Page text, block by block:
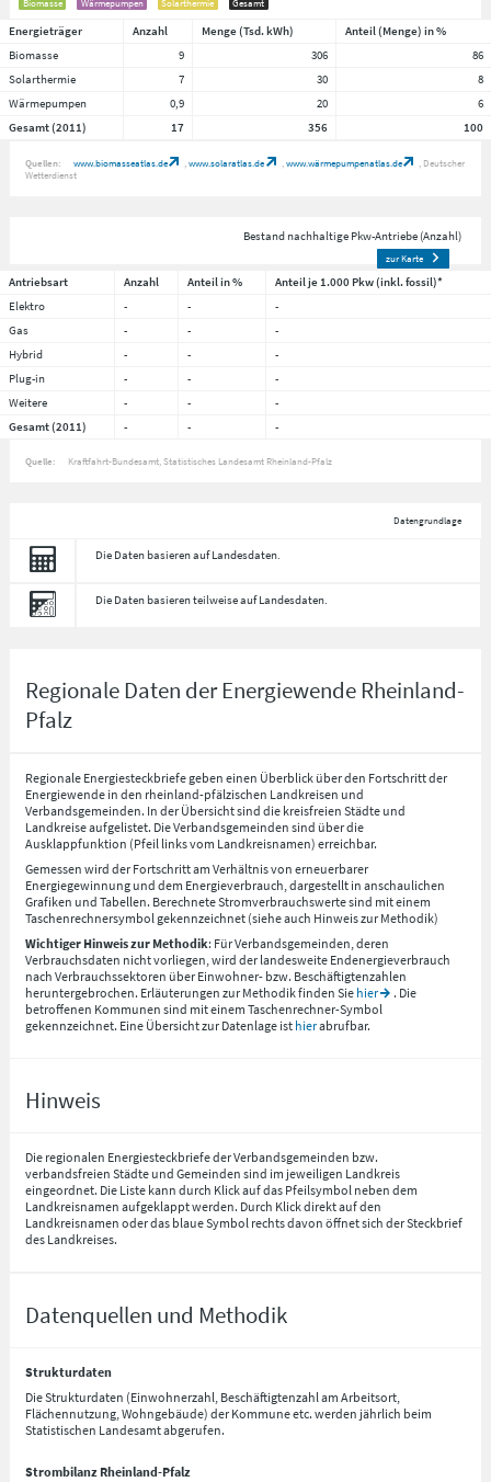
Biomasse Wärmepumpen Solarthermie Gesamt
Energieträger Anzahl Menge (Tsd. kWh)
Anteil (Menge) in %
Biomasse
9 306
86
Solarthermie
7 30
8
Wärmepumpen
0,9 20
6
Gesamt (2011)
17 356 100
Quellen: www.biomasseatlas.de www.solaratlas.de www.wärmepumpenatlas.de
Deutscher
Wetterdienst
Bestand nachhaltige Pkw-Antriebe (Anzahl)
zur Karte
Antriebsart Anzahl Anteil in %
Anteil je 1.000 Pkw (inkl. fossil)*
Elektro
- -
-
Gas
- -
-
Hybrid
- -
-
Plug-in
- -
-
Weitere
- -
-
Gesamt (2011)
- - -
Quelle: Kraftfahrt-Bundesamt, Statistisches Landesamt Rheinland-Pfalz
Datengrundlage
Die Daten basieren auf Landesdaten.
Die Daten basieren teilweise auf Landesdaten.
Regionale Daten der Energiewende Rheinland-
Pfalz
Regionale Energiesteckbriefe geben einen Überblick über den Fortschritt der
Energiewende in den rheinland-pfälzischen Landkreisen und
Verbandsgemeinden. In der Übersicht sind die kreisfreien Städte und
Landkreise aufgelistet. Die Verbandsgemeinden sind über die
Ausklappfunktion (Pfeil links vom Landkreisnamen) erreichbar.
Gemessen wird der Fortschritt am Verhältnis von erneuerbarer
Energiegewinnung und dem Energieverbrauch, dargestellt in anschaulichen
Grafiken und Tabellen. Berechnete Stromverbrauchswerte sind mit einem
Taschenrechnersymbol gekennzeichnet (siehe auch Hinweis zur Methodik)
Wichtiger Hinweis zur Methodik: Für Verbandsgemeinden, deren
Verbrauchsdaten nicht vorliegen, wird der landesweite Endenergieverbrauch
nach Verbrauchssektoren über Einwohner- bzw. Beschäftigtenzahlen
heruntergebrochen. Erläuterungen zur Methodik finden Sie hier
. Die
betroffenen Kommunen sind mit einem Taschenrechner-Symbol
gekennzeichnet. Eine Übersicht zur Datenlage ist hierabrufbar.
Hinweis
Die regionalen Energiesteckbriefe der Verbandsgemeinden bzw.
verbandsfreien Städte und Gemeinden sind im jeweiligen Landkreis
eingeordnet. Die Liste kann durch Klick auf das Pfeilsymbol neben dem
Landkreisnamen aufgeklappt werden. Durch Klick direkt auf den
Landkreisnamen oder das blaue Symbol rechts davon öffnet sich der Steckbrief
des Landkreises.
Datenquellen und Methodik
Strukturdaten
Die Strukturdaten (Einwohnerzahl, Beschäftigtenzahl am Arbeitsort,
Flächennutzung, Wohngebäude) der Kommune etc. werden jährlich beim
Statistischen Landesamt abgerufen.
Strombilanz Rheinland-Pfalz